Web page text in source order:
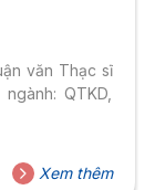
văn Thạc sĩ
QTKD,
Xem thêm